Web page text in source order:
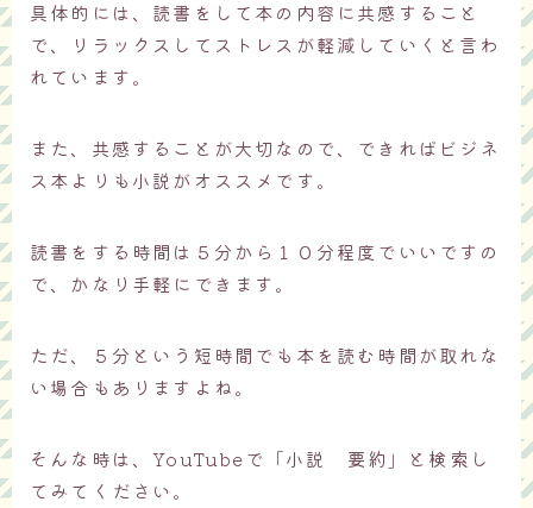
具体的には、読書をして本の内容に共感すること
で、リラックスしてストレスが軽減していくと言わ
れています。
また、共感することが大切なので、できればビジネ
ス本よりも小説がオススメです。
読書をする時間は５分から１０分程度でいいですの
で、かなり手軽にできます。
ただ、５分という短時間でも本を読む時間が取れな
い場合もありますよね。
そんな時は、YouTubeで「小説 要約」と検索し
てみてください。